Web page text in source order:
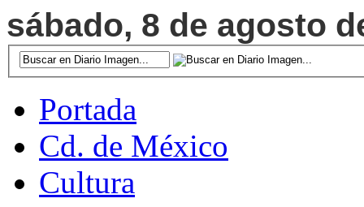
sábado, 8 de agosto
Portada
Cd. de México
Cultura